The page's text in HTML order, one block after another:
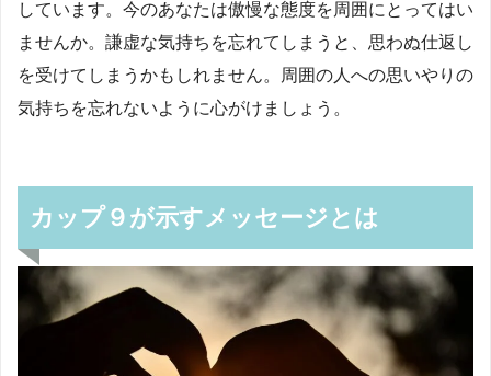
しています。今のあなたは傲慢な態度を周囲にとってはい
ませんか。謙虚な気持ちを忘れてしまうと、思わぬ仕返し
を受けてしまうかもしれません。周囲の人への思いやりの
気持ちを忘れないように心がけましょう。
カップ９が示すメッセージとは